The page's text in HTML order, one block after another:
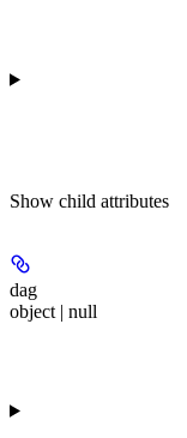
Show child attributes
dag
object | null